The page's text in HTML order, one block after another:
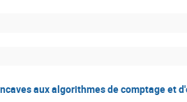
aux algorithmes de comptage et